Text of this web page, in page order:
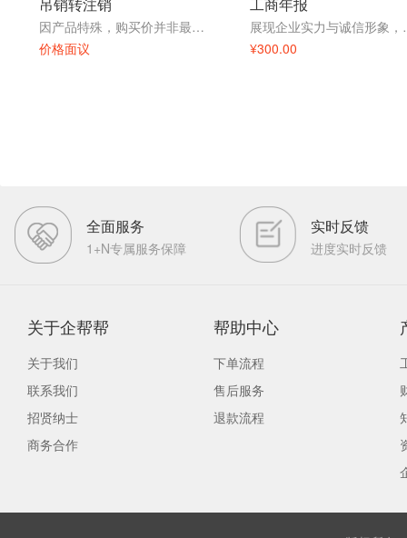
吊销转注销
因产品特殊，购买价并非最终价格，请咨询在线客服
价格面议
工商年报
展现企
¥300.00
全面服务
1+N专属服务保障
实时反馈
进度实时反馈
关于企帮帮
关于我们
联系我们
招贤纳士
商务合作
帮助中心
下单流程
售后服务
退款流程